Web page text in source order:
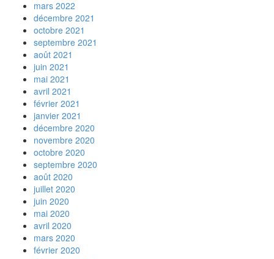
mars 2022
décembre 2021
octobre 2021
septembre 2021
août 2021
juin 2021
mai 2021
avril 2021
février 2021
janvier 2021
décembre 2020
novembre 2020
octobre 2020
septembre 2020
août 2020
juillet 2020
juin 2020
mai 2020
avril 2020
mars 2020
février 2020